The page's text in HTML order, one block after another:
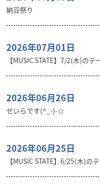
納豆祭り
2026年07月01日
【MUSIC STATE】7/2(木)の
2026年06月26日
せいらです(^_-)-☆
2026年06月25日
【MUSIC STATE】6/25(木)の